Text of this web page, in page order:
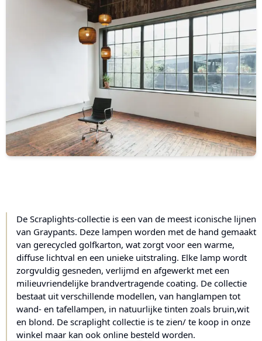
De Scraplights-collectie is een van de meest iconische lijnen
van Graypants. Deze lampen worden met de hand gemaakt
van gerecycled golfkarton, wat zorgt voor een warme,
diffuse lichtval en een unieke uitstraling. Elke lamp wordt
zorgvuldig gesneden, verlijmd en afgewerkt met een
milieuvriendelijke brandvertragende coating. De collectie
bestaat uit verschillende modellen, van hanglampen tot
wand- en tafellampen, in natuurlijke tinten zoals bruin,wit
en blond. De scraplight collectie is te zien/ te koop in onze
winkel maar kan ook online besteld worden.